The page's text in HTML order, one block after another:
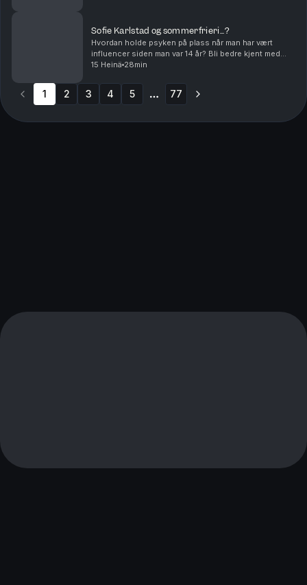
Sofie Karlstad og sommerfrieri...?
Hvordan holde psyken på plass når man har vært
influencer siden man var 14 år? Bli bedre kjent med
Sofie Karlstad i denne sommerpraten! Vi krysser
15 Heinä 28min
1 2 3 4 5 77